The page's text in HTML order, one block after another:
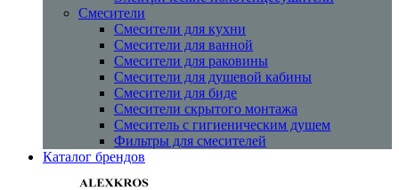
Смесители
Смесители для кухни
Смесители для ванной
Смесители для раковины
Смесители для душевой кабины
Смесители для биде
Смесители скрытого монтажа
Смеситель с гигиеническим душем
Фильтры для смесителей
Каталог брендов